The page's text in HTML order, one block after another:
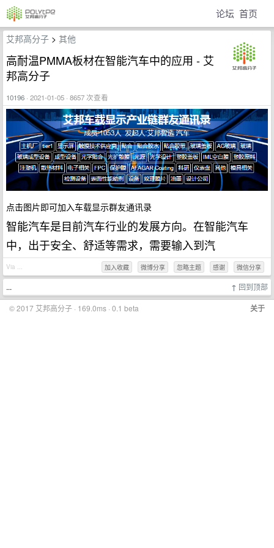
论坛 首页
艾邦高分子 > 其他
高耐温PMMA板材在智能汽车中的应用 - 艾
邦高分子
10196 · 2021-01-05 · 8657 次查看
点击图片即可加入车载显示群友通讯录
智能汽车是目前汽车行业的发展方向。在智能汽车
中，出于安全、舒适等需求，需要输入到汽
加入收藏 微博分享 忽略主题 感谢 微信分享
Via ...
↑ 回到顶部
...
关于
© 2017 艾邦高分子 · 169.0ms · 0.1 beta